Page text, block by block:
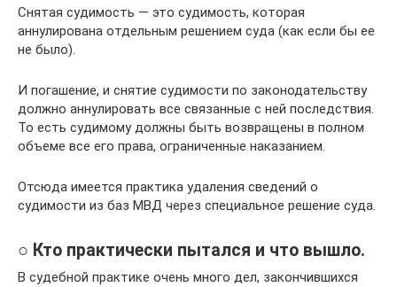
Снятая судимость — это судимость, которая
аннулирована отдельным решением суда (как если бы ее
не было).
И погашение, и снятие судимости по законодательству
должно аннулировать все связанные с ней последствия.
То есть судимому должны быть возвращены в полном
объеме все его права, ограниченные наказанием.
Отсюда имеется практика удаления сведений о
судимости из баз МВД через специальное решение суда.
○ Кто практически пытался и что вышло.
В судебной практике очень много дел, закончившихся